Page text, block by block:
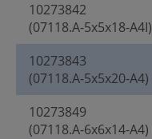
10273842
(07118.A-5x5x18-A4I)
10273843
(07118.A-5x5x20-A4)
10273849
(07118.A-6x6x14-A4)